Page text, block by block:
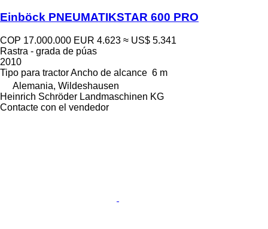
Einböck PNEUMATIKSTAR 600 PRO
COP 17.000.000 EUR 4.623 ≈ US$ 5.341
Rastra - grada de púas
2010
Tipo para tractorAncho de alcance 6 m
Alemania, Wildeshausen
Heinrich Schröder Landmaschinen KG
Contacte con el vendedor